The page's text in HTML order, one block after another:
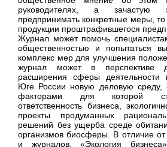
руководителях, а зачастую
предпринимать конкретные меры, то
продукции проштрафившегося
Журнал может помочь
общественностью и попытаться
комплекс мер для улучшения
журнал может в перспективе
расширения сферы
Юге России новую деловую среду,
факторами для которой
ответственность бизнеса,
проекты продуманных
решений без ущерба среде
организмов биосферы. В отличие
и журналов, «Экология